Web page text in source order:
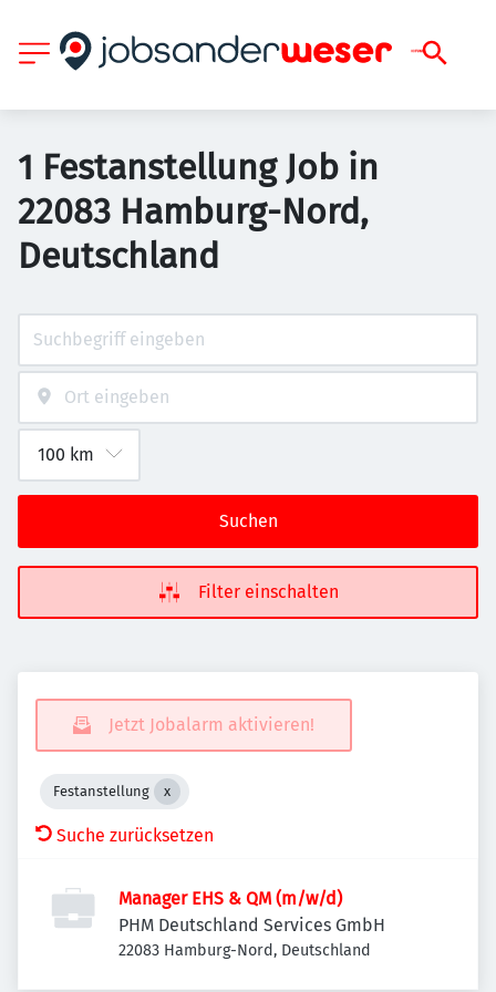
1 Festanstellung Job in
22083 Hamburg-Nord,
Deutschland
Suchen
Filter einschalten
Jetzt Jobalarm aktivieren!
Festanstellung
Suche zurücksetzen
Manager EHS & QM (m/w/d)
PHM Deutschland Services GmbH
22083 Hamburg-Nord, Deutschland